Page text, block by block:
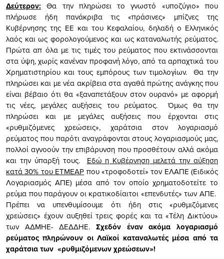
Δεύτερον: Θα την πληρώσει το γνωστό «υποζύγιο» που
πλήρωσε ήδη πανάκριβα τις «πράσινες» μπίζνες της
Κυβέρνησης της ΕΕ και του Κεφαλαίου, δηλαδή ο Ελληνικός
λαός και ως φορολογούμενος και ως καταναλωτής ρεύματος.
Πρώτα απ όλα με τις τιμές του ρεύματος που εκτινάσσονται
στα ύψη, χωρίς κανέναν προφανή λόγο, από τα αρπαχτικά του
Χρηματιστηρίου και τους εμπόρους των τιμολογίων. Θα την
πληρώσει και με νέα ακρίβεια στα αγαθά πρώτης ανάγκης που
είναι βέβαιο ότι θα «ξαναπετάξουν στον ουρανό» με αφορμή
τις νέες, μεγάλες αυξήσεις του ρεύματος. Όμως θα την
πληρώσει και με μεγάλες αυξήσεις που έρχονται στις
«ρυθμιζόμενες χρεώσεις», χαράτσια στον λογαριασμό
ρεύματος που παρότι αναγράφονται στους λογαριασμούς μας,
πολλοί αγνοούν την επιβάρυνση που προσθέτουν αλλά ακόμα
και την ύπαρξή τους. Εδώ η Κυβέρνηση μελετά την αύξηση
κατά 30% του ΕΤΜΕΑΡ που «τροφοδοτεί» τον ΕΛΑΠΕ (Ειδικός
Λογαριασμός ΑΠΕ) μέσα από τον οποίο χρηματοδοτείτε το
ρεύμα που παράγουν οι κρατικοδίαιτοι «επενδυτές» των ΑΠΕ.
Πρέπει να υπενθυμίσουμε ότι ήδη στις «ρυθμιζόμενες
χρεώσεις» έχουν αυξηθεί τρεις φορές και τα «Τέλη Δικτύου»
των ΑΔΜΗΕ- ΔΕΔΔΗΕ. Σχεδόν έναν ακόμα λογαριασμό
ρεύματος πληρώνουν οι Λαϊκοί καταναλωτές μέσα από τα
χαράτσια των «ρυθμιζόμενων χρεώσεων»!